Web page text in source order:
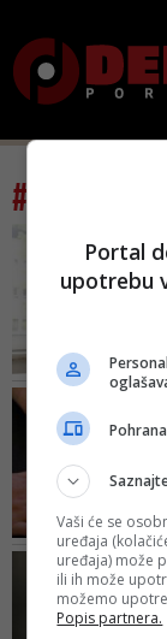
#tag:
Portal
upotrebu
Vaši će se
uređaja
uređaja) može
ili ih može
možemo
Popis partnera.